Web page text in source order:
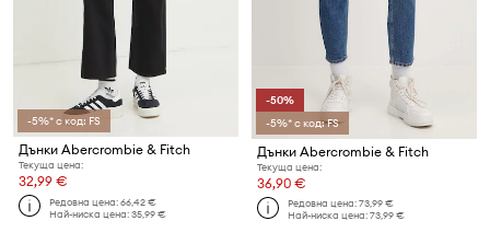
-5%* с код: FS
Дънки Abercrombie & Fitch
Текуща цена:
32,99 €
Редовна цена:66,42 €
Най-ниска цена:35,99 €
-50%
-5%* с код: FS
Дънки Abercrombie & Fitch
Текуща цена:
36,90 €
Редовна цена:73,99 €
Най-ниска цена:73,99 €